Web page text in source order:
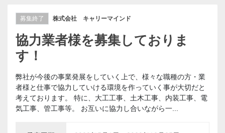
募集終了 株式会社 キャリーマインド
協力業者様を募集しておりま
す！
弊社が今後の事業発展をしていく上で、様々な職種の方・業
者様と仕事で協力していける環境を作っていく事が大切だと
考えております。 特に、大工工事、土木工事、内装工事、電
気工事、管工事等。 お互いに協力し合いながら一...